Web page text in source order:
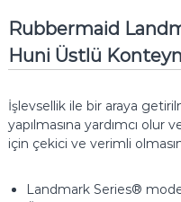
Rubbermaid
Huni Üstlü
İşlevsellik ile bir araya
yapılmasına yardımcı olur
için çekici ve verimli
Landmark Series®